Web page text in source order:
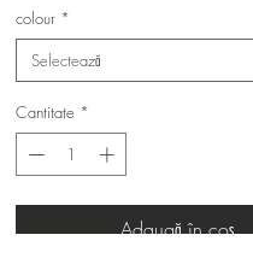
colour *
Cantitate *
Adaugă în coș